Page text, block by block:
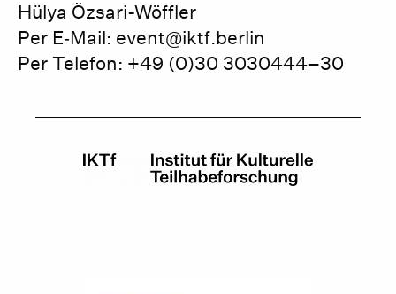
Hülya Özsari-Wöffler
Per E‑Mail: event@iktf.berlin
Per Telefon: +49 (0)30 3030444–30